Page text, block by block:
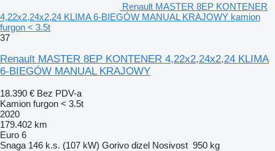
Renault MASTER 8EP KONTENER
4,22x2,24x2,24 KLIMA 6-BIEGÓW MANUAL KRAJOWY kamion
furgon < 3.5t
37
Renault MASTER 8EP KONTENER 4,22x2,24x2,24 KLIMA
6-BIEGÓW MANUAL KRAJOWY
18.390 € Bez PDV-a
Kamion furgon < 3.5t
2020
179.402 km
Euro 6
Snaga 146 k.s. (107 kW) Gorivo dizel Nosivost 950 kg